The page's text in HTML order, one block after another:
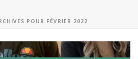
POUR FÉVRIER 2022